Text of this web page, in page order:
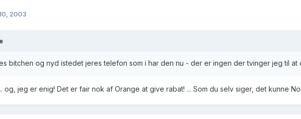
2003
bitchen og nyd istedet jeres telefon som i har den nu - der er ingen der tvinger jeg til at
og, jeg er enig! Det er fair nok af Orange at give rabat! ... Som du selv siger, det kunne